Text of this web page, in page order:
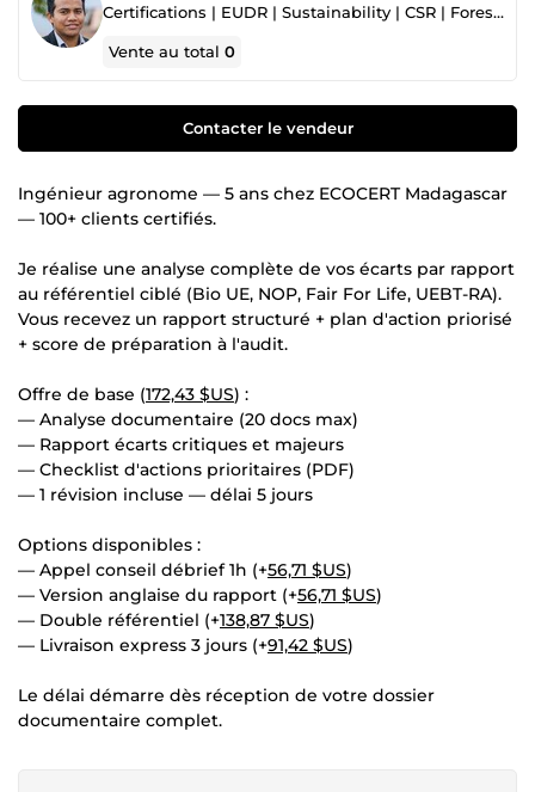
Certifications | EUDR | Sustainability | CSR | Forestry | ESG and GHG | Carbon Projects | GIS
Vente au total0
Contacter le vendeur
Ingénieur agronome — 5 ans chez ECOCERT Madagascar
— 100+ clients certifiés.
Je réalise une analyse complète de vos écarts par rapport
au référentiel ciblé (Bio UE, NOP, Fair For Life, UEBT-RA).
Vous recevez un rapport structuré + plan d'action priorisé
+ score de préparation à l'audit.
Offre de base (172,43 $US) :
— Analyse documentaire (20 docs max)
— Rapport écarts critiques et majeurs
— Checklist d'actions prioritaires (PDF)
— 1 révision incluse — délai 5 jours
Options disponibles :
— Appel conseil débrief 1h (+56,71 $US)
— Version anglaise du rapport (+56,71 $US)
— Double référentiel (+138,87 $US)
— Livraison express 3 jours (+91,42 $US)
Le délai démarre dès réception de votre dossier
documentaire complet.